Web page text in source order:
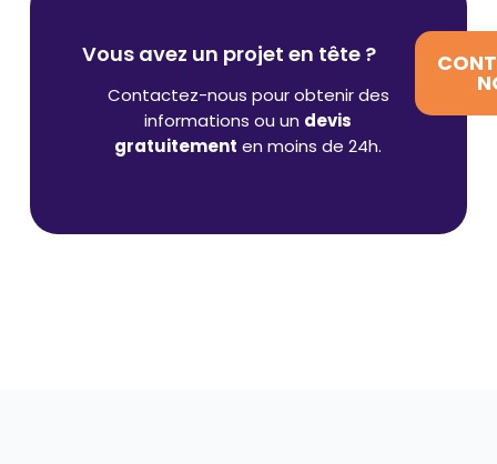
Vous avez un projet en tête ?
Contactez-nous pour obtenir des
informations ou un devis
gratuitement en moins de 24h.